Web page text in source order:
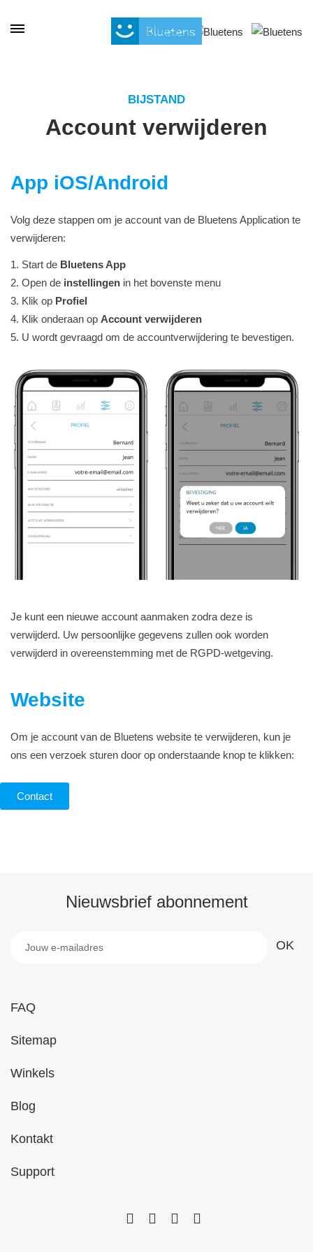
BIJSTAND
Account verwijderen
App iOS/Android
Volg deze stappen om je account van de Bluetens Application te
verwijderen:
1. Start de Bluetens App
2. Open de instellingen in het bovenste menu
3. Klik op Profiel
4. Klik onderaan op Account verwijderen
5. U wordt gevraagd om de accountverwijdering te bevestigen.
Je kunt een nieuwe account aanmaken zodra deze is
verwijderd. Uw persoonlijke gegevens zullen ook worden
verwijderd in overeenstemming met de RGPD-wetgeving.
Website
Om je account van de Bluetens website te verwijderen, kun je
ons een verzoek sturen door op onderstaande knop te klikken:
Contact
Nieuwsbrief abonnement
FAQ
Sitemap
Winkels
Blog
Kontakt
Support